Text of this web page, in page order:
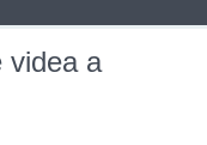
videa a